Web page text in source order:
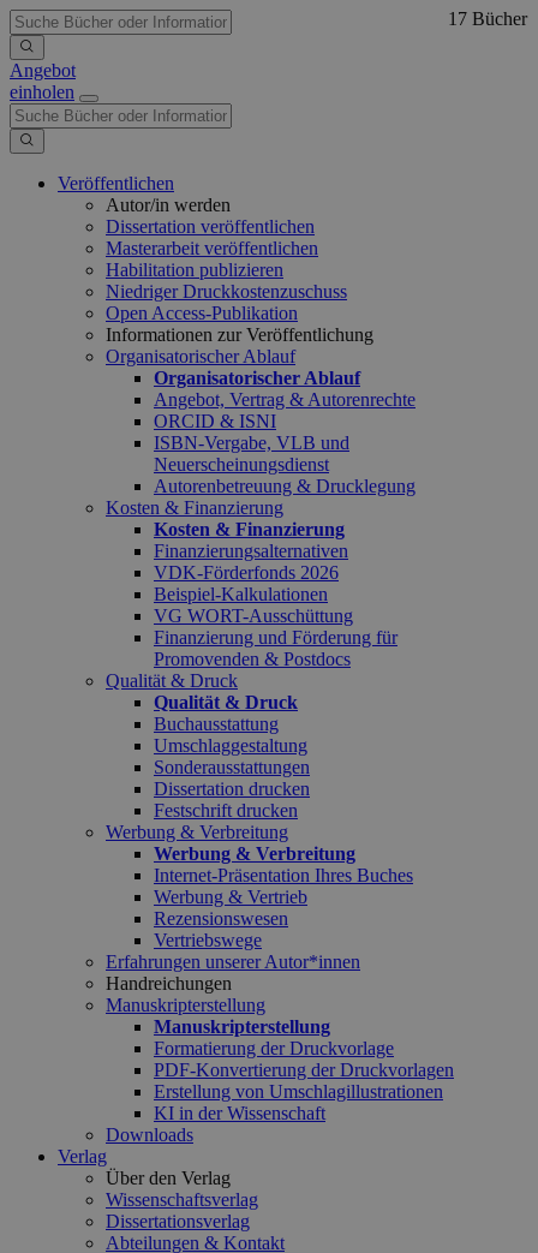
Angebot
einholen
Veröffentlichen
Autor/in werden
Dissertation veröffentlichen
Masterarbeit veröffentlichen
Habilitation publizieren
Niedriger Druckkostenzuschuss
Open Access-Publikation
Informationen zur Veröffentlichung
Organisatorischer Ablauf
Organisatorischer Ablauf
Angebot, Vertrag & Autorenrechte
ORCID & ISNI
ISBN-Vergabe, VLB und
Neuerscheinungsdienst
Autorenbetreuung & Drucklegung
Kosten & Finanzierung
Kosten & Finanzierung
Finanzierungsalternativen
VDK-Förderfonds 2026
Beispiel-Kalkulationen
VG WORT-Ausschüttung
Finanzierung und Förderung für
Promovenden & Postdocs
Qualität & Druck
Qualität & Druck
Buchausstattung
Umschlaggestaltung
Sonderausstattungen
Dissertation drucken
Festschrift drucken
Werbung & Verbreitung
Werbung & Verbreitung
Internet-Präsentation Ihres Buches
Werbung & Vertrieb
Rezensionswesen
Vertriebswege
Erfahrungen unserer Autor*innen
Handreichungen
Manuskripterstellung
Manuskripterstellung
Formatierung der Druckvorlage
PDF-Konvertierung der Druckvorlagen
Erstellung von Umschlagillustrationen
KI in der Wissenschaft
Downloads
Verlag
Über den Verlag
Wissenschaftsverlag
Dissertationsverlag
Abteilungen & Kontakt
17 Bücher